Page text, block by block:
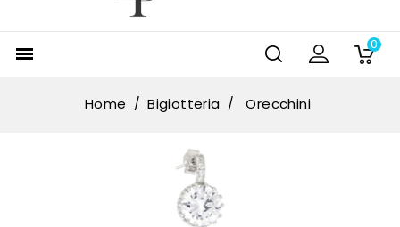
 0
Home Bigiotteria Orecchini